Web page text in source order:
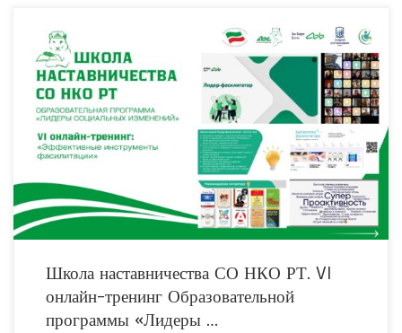
В мире, где часто встречается неопределённость, он играет ключевую роль, а
«когда вокруг ничего не видно» — становится маяком для своей команды. Этот
человек не
Школа наставничества СО НКО РТ. VI
онлайн-тренинг Образовательной
программы «Лидеры …